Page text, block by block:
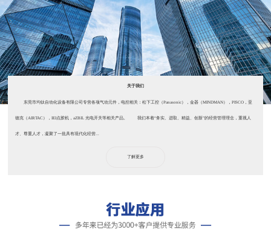
关于我们
东莞市均钛自动化设备有限公司专营各项气动元件，电控相关：松下工控（Panasonic），金器（MINDMAN），PISCO，亚
德克（AIRTAC），IEI点胶机，aZBIL 光电开关等相关产品。 我们本着“务实、进取、精益、创新”的经营管理理念，重视人
才、尊重人才，凝聚了一批具有现代化经营...
了解更多